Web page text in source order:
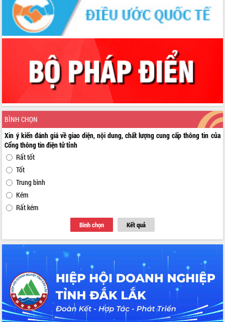
BÌNH CHỌN
Xin ý kiến đánh giá về giao diện, nội dung, chất lượng cung cấp thông tin của
Cổng thông tin điện tử tỉnh
Rất tốt
Tốt
Trung bình
Kém
Rất kém
Bình chọn Kết quả